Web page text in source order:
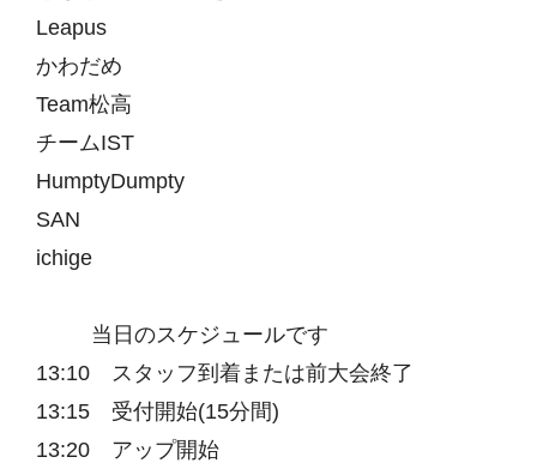
Leapus
かわだめ
Team松高
チームIST
HumptyDumpty
SAN
ichige
当日のスケジュールです
13:10 スタッフ到着または前大会終了
13:15 受付開始(15分間)
13:20 アップ開始